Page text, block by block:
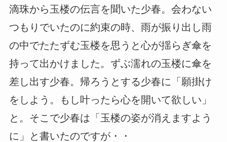
滴珠から玉楼の伝言を聞いた少春。会わない
つもりでいたのに約束の時、雨が振り出し雨
の中でたたずむ玉楼を思うと心が揺らぎ傘を
持って出かけました。ずぶ濡れの玉楼に傘を
差し出す少春。帰ろうとする少春に「願掛け
をしよう。もし叶ったら心を開いて欲しい」
と。そこで少春は「玉楼の姿が消えますよう
に」と書いたのですが・・